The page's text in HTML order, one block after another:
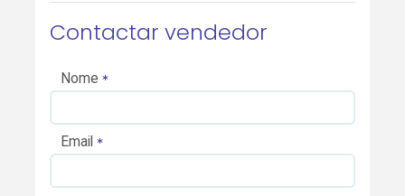
Contactar vendedor
Nome
Email